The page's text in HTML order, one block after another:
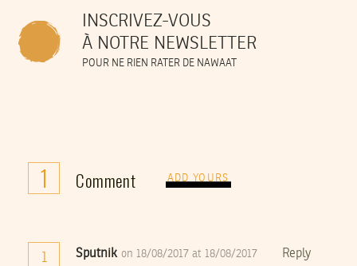
INSCRIVEZ-VOUS
À NOTRE NEWSLETTER
POUR NE RIEN RATER DE NAWAAT
1 Comment ADD YOURS
1 Sputnik on 18/08/2017 at 18/08/2017 Reply